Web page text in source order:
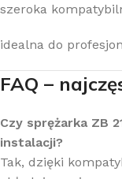
szeroka
idealna do
FAQ –
Czy sprężarka ZB
instalacji?
Tak, dzięki